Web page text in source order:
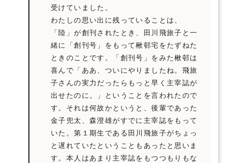
受けていました。
わたしの思い出に残っていることは、
「陸」が創刊されたとき、田川飛旅子と一
緒に「創刊号」をもって楸邨宅をたずねた
ときのことです。「創刊号」をみた楸邨は
喜んで「ああ、ついにやりましたね。飛旅
子さんの実力だったらもっと早く主宰誌が
出せたのに。」ということを言われたので
す。それは何故かというと、後輩であった
金子兜太 、森澄雄がすでに主宰誌をもって
いた。第１期生である田川飛旅子がちょっ
と遅れていたということもあったと思いま
す。本人はあまり主宰誌をもつつもりもな